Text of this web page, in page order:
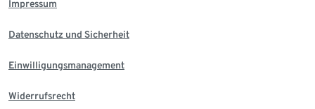
Impressum
Datenschutz und Sicherheit
Einwilligungsmanagement
Widerrufsrecht